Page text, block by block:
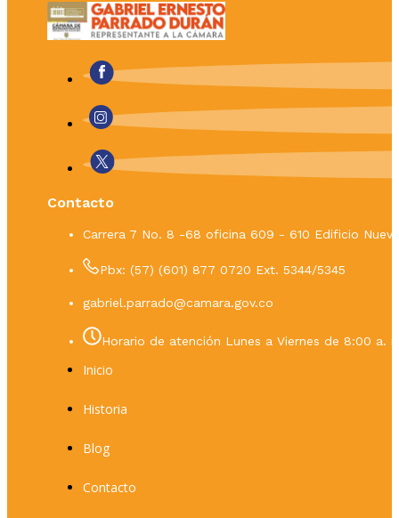
Contacto
Carrera 7 No. 8 -68 oficina 609 - 610 Edificio
Pbx: (57) (601) 877 0720 Ext. 5344/5345
gabriel.parrado@camara.gov.co
Horario de atención Lunes a Viernes de 8:00 a.
Inicio
Historia
Blog
Contacto